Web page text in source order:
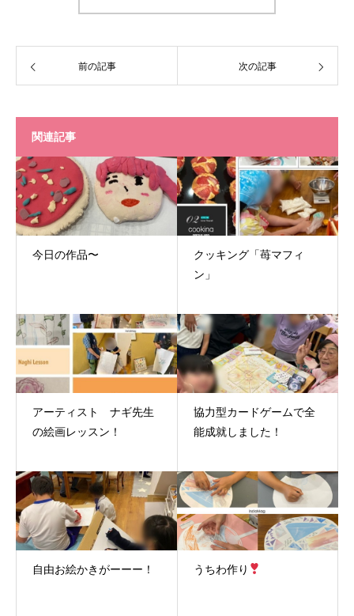
前の記事 次の記事
関連記事
今日の作品〜
クッキング「苺マフィ
ン」
アーティスト ナギ先生
の絵画レッスン！
協力型カードゲームで全
能成就しました！
自由お絵かきがーーー！ うちわ作り